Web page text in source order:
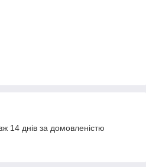
14 днів за домовленістю